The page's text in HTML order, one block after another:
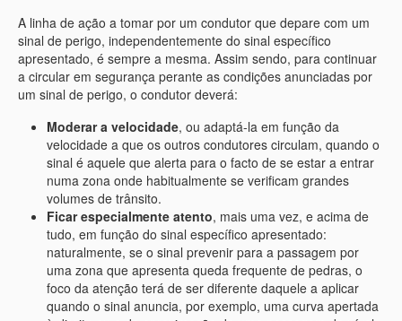
A linha de ação a tomar por um condutor que depare com um
sinal de perigo, independentemente do sinal específico
apresentado, é sempre a mesma. Assim sendo, para continuar
a circular em segurança perante as condições anunciadas por
um sinal de perigo, o condutor deverá:
Moderar a velocidade, ou adaptá-la em função da
velocidade a que os outros condutores circulam, quando o
sinal é aquele que alerta para o facto de se estar a entrar
numa zona onde habitualmente se verificam grandes
volumes de trânsito.
Ficar especialmente atento, mais uma vez, e acima de
tudo, em função do sinal específico apresentado:
naturalmente, se o sinal prevenir para a passagem por
uma zona que apresenta queda frequente de pedras, o
foco da atenção terá de ser diferente daquele a aplicar
quando o sinal anuncia, por exemplo, uma curva apertada